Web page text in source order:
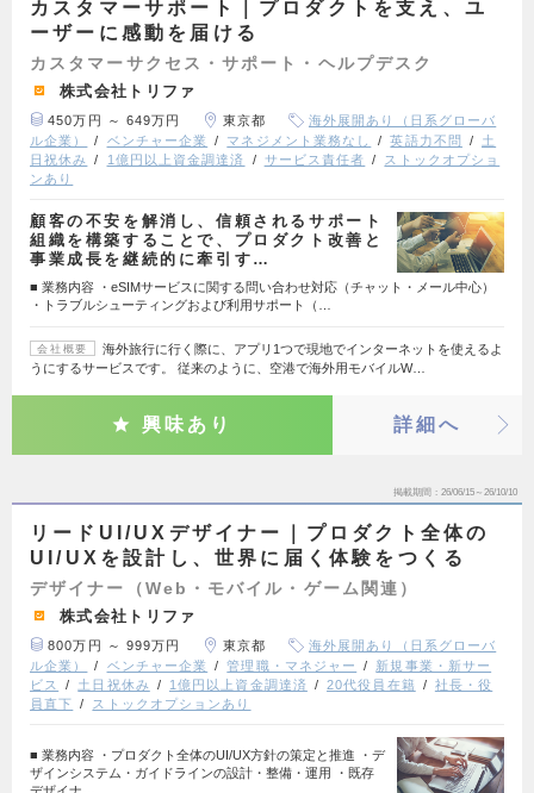
カスタマーサポート｜プロダクトを支え、ユ
ーザーに感動を届ける
カスタマーサクセス・サポート・ヘルプデスク
株式会社トリファ
450万円 ～ 649万円 東京都
海外展開あり（日系グローバ
ル企業）
ベンチャー企業 マネジメント業務なし 英語力不問
土
日祝休み
1億円以上資金調達済 サービス責任者
ストックオプショ
ンあり
顧客の不安を解消し、信頼されるサポート
組織を構築することで、プロダクト改善と
事業成長を継続的に牽引す…
■ 業務内容 ・eSIMサービスに関する問い合わせ対応（チャット・メール中心）
・トラブルシューティングおよび利用サポート（…
会社概要
海外旅行に行く際に、アプリ1つで現地でインターネットを使えるよ
うにするサービスです。 従来のように、空港で海外用モバイルW…
興味あり 詳細へ
掲載期間 26/06/15～26/10/10
リードUI/UXデザイナー｜プロダクト全体の
UI/UXを設計し、世界に届く体験をつくる
デザイナー（Web・モバイル・ゲーム関連）
株式会社トリファ
800万円 ～ 999万円 東京都
海外展開あり（日系グローバ
ル企業）
ベンチャー企業 管理職・マネジャー
新規事業・新サー
ビス
土日祝休み 1億円以上資金調達済 20代役員在籍
社長・役
員直下
ストックオプションあり
■ 業務内容 ・プロダクト全体のUI/UX方針の策定と推進 ・デ
ザインシステム・ガイドラインの設計・整備・運用 ・既存